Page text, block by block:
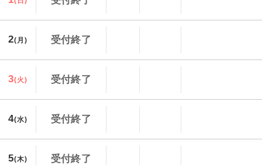
2(月) 受付終了
3(火) 受付終了
4(水) 受付終了
5(木) 受付終了